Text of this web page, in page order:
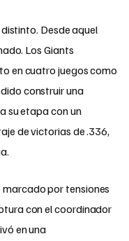
Desde aquel
Los Giants
en cuatro juegos como
construir una
su etapa con un
de victorias de .336,
por tensiones
con el coordinador
en una